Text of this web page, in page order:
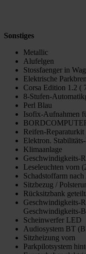
Sonstiges
Metallic
Alufelgen
Stossfaenger in
Elektrische
Corsa Edition 1.2 (
8-Stufen-
Perl Blau
Isofix-Aufnahmen
Reifen-Reparaturkit
Elektron.
Klimaanlage
Geschwindigkeits-
Leseleuchten vorn
Schadstoffarm
Sitzbezug /
Rücksitzbank
Geschwindigkeits-
Geschwindigkeits-
Scheinwerfer LED
Audiosystem BT
Sitzheizung vorn
Parkpilotsystem